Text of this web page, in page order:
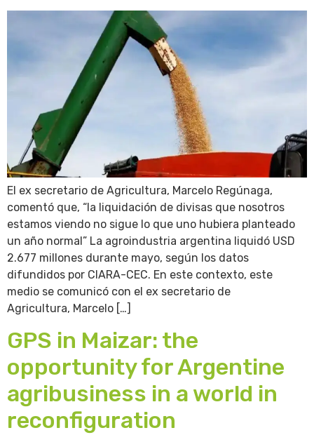
El ex secretario de Agricultura, Marcelo Regúnaga,
comentó que, “la liquidación de divisas que nosotros
estamos viendo no sigue lo que uno hubiera planteado
un año normal” La agroindustria argentina liquidó USD
2.677 millones durante mayo, según los datos
difundidos por CIARA-CEC. En este contexto, este
medio se comunicó con el ex secretario de
Agricultura, Marcelo […]
GPS in Maizar: the
opportunity for Argentine
agribusiness in a world in
reconfiguration